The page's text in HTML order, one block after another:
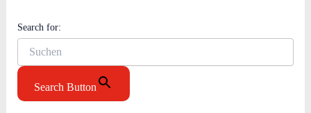
Search for:
Search Button